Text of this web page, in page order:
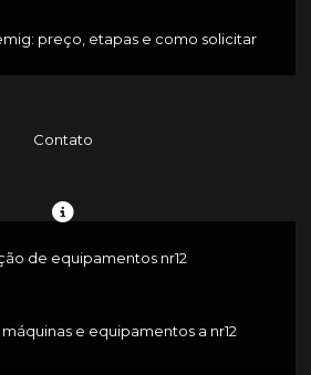
preço, etapas e como solicitar
Contato
de equipamentos nr12
e equipamentos a nr12